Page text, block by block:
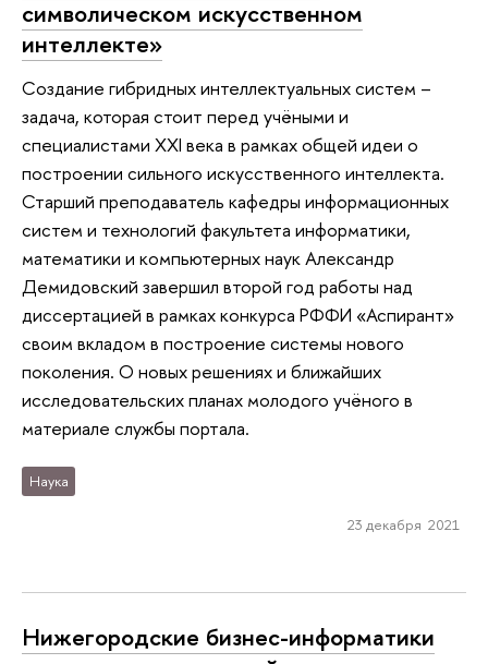
символическом искусственном
интеллекте»
Создание гибридных интеллектуальных систем –
задача, которая стоит перед учёными и
специалистами XXI века в рамках общей идеи о
построении сильного искусственного интеллекта.
Старший преподаватель кафедры информационных
систем и технологий факультета информатики,
математики и компьютерных наук Александр
Демидовский завершил второй год работы над
диссертацией в рамках конкурса РФФИ «Аспирант»
своим вкладом в построение системы нового
поколения. О новых решениях и ближайших
исследовательских планах молодого учёного в
материале службы портала.
Наука
23 декабря 2021
Нижегородские бизнес-информатики